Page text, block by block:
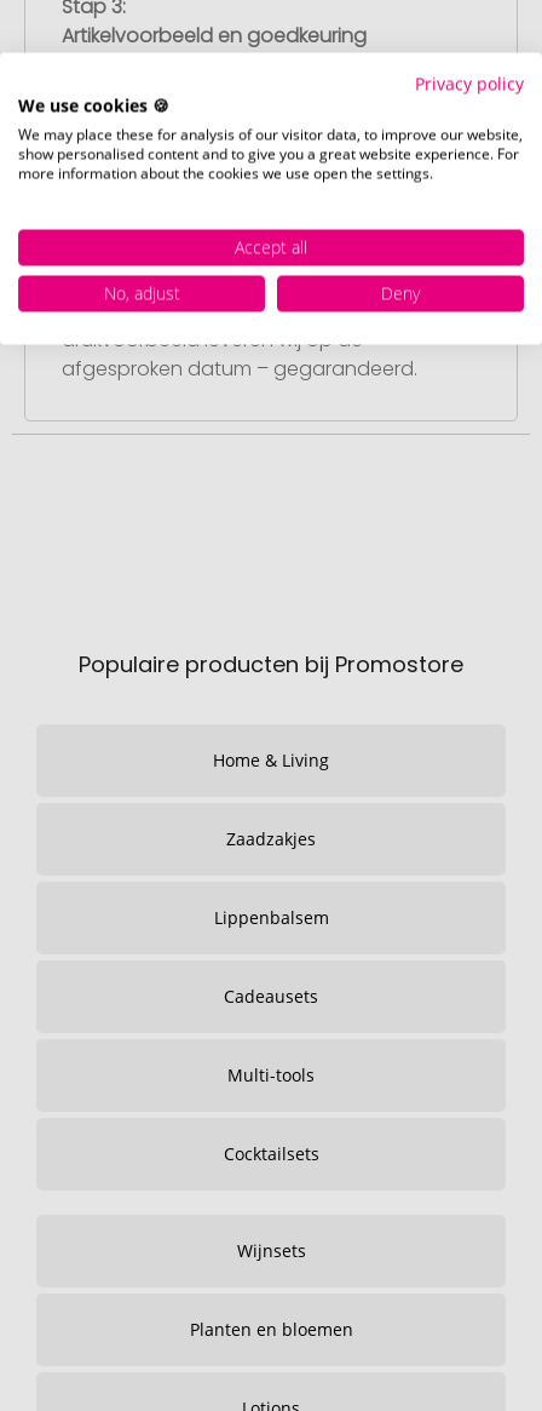
Stap 3:
Artikelvoorbeeld en goedkeuring
drukvoorbeeld met uw ontwerp. Zodra u
dit heeft goedgekeurd, starten wij direct
met de productie.
Punctuele en snelle levering
Na uw goedkeuring van het
drukvoorbeeld leveren wij op de
afgesproken datum – gegarandeerd.
Populaire producten bij Promostore
Home & Living
Zaadzakjes
Lippenbalsem
Cadeausets
Multi-tools
Cocktailsets
Wijnsets
Planten en bloemen
Privacy policy
We use cookies 🍪
We may place these for analysis of our visitor data, to improve our website,
show personalised content and to give you a great website experience. For
more information about the cookies we use open the settings.
Accept all
No, adjust
Deny